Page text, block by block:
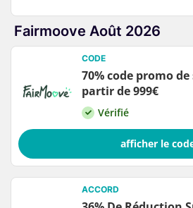
Fairmoove Août 2026
CODE
70% code promo
partir de 999€
Vérifié
afficher le
ACCORD